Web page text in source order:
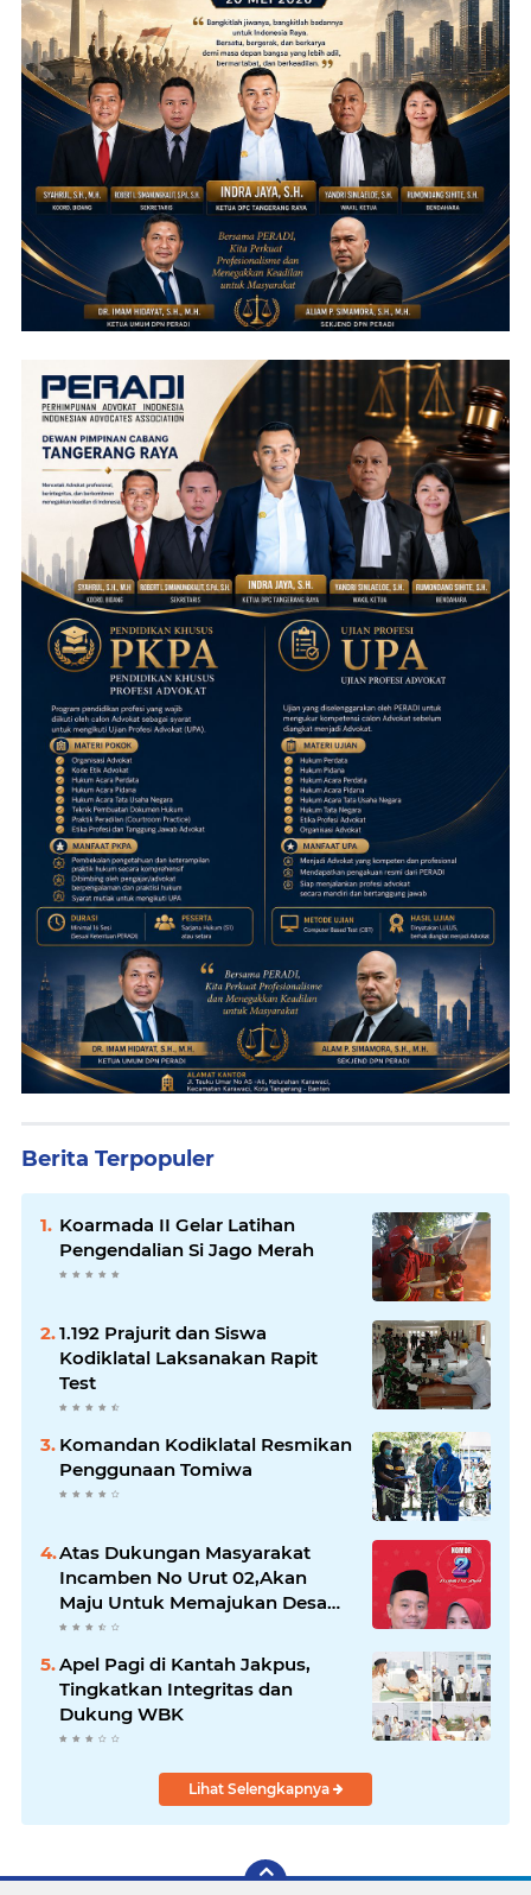
Berita Terpopuler
Koarmada II Gelar Latihan
Pengendalian Si Jago Merah
1.192 Prajurit dan Siswa
Kodiklatal Laksanakan Rapit
Test
Komandan Kodiklatal Resmikan
Penggunaan Tomiwa
Atas Dukungan Masyarakat
Incamben No Urut 02,Akan
Maju Untuk Memajukan Desa
Tegal Kunir Kidul
Apel Pagi di Kantah Jakpus,
Tingkatkan Integritas dan
Dukung WBK
Lihat Selengkapnya